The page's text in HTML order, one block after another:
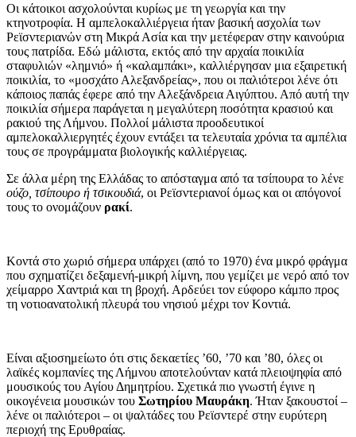
Οι κάτοικοι ασχολούνται κυρίως με τη γεωργία και την
κτηνοτροφία. Η αμπελοκαλλιέργεια ήταν βασική ασχολία των
Ρεϊσντεριανών στη Μικρά Ασία και την μετέφεραν στην καινούρια
τους πατρίδα. Εδώ μάλιστα, εκτός από την αρχαία ποικιλία
σταφυλιών «λημνιό» ή «καλαμπάκι», καλλιέργησαν μια εξαιρετική
ποικιλία, το «μοσχάτο Αλεξανδρείας», που οι παλιότεροι λένε ότι
κάποιος παπάς έφερε από την Αλεξάνδρεια Αιγύπτου. Από αυτή την
ποικιλία σήμερα παράγεται η μεγαλύτερη ποσότητα κρασιού και
ρακιού της Λήμνου. Πολλοί μάλιστα προοδευτικοί
αμπελοκαλλιεργητές έχουν εντάξει τα τελευταία χρόνια τα αμπέλια
τους σε προγράμματα βιολογικής καλλιέργειας.
Σε άλλα μέρη της Ελλάδας το απόσταγμα από τα τσίπουρα το λένε
ούζο, τσίπουρο ή τσικουδιά, οι Ρεϊσντεριανοί όμως και οι απόγονοί
τους το ονομάζουν ρακί.
Κοντά στο χωριό σήμερα υπάρχει (από το 1970) ένα μικρό φράγμα
που σχηματίζει δεξαμενή-μικρή λίμνη, που γεμίζει με νερό από τον
χείμαρρο Χαντριά και τη βροχή. Αρδεύει τον εύφορο κάμπο προς
τη νοτιοανατολική πλευρά του νησιού μέχρι τον Κοντιά.
Είναι αξιοσημείωτο ότι στις δεκαετίες ’60, ’70 και ’80, όλες οι
λαϊκές κομπανίες της Λήμνου αποτελούνταν κατά πλειοψηφία από
μουσικούς του Αγίου Δημητρίου. Σχετικά πιο γνωστή έγινε η
οικογένεια μουσικών του Σωτηρίου Μαυράκη. Ήταν ξακουστοί –
λένε οι παλιότεροι – οι ψαλτάδες του Ρεϊσντερέ στην ευρύτερη
περιοχή της Ερυθραίας.